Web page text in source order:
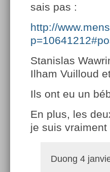
sais pas :
http://
Stanislas
Ilham Vuilloud
Ils ont eu un
En plus, les
je suis vraiment
Duong 4